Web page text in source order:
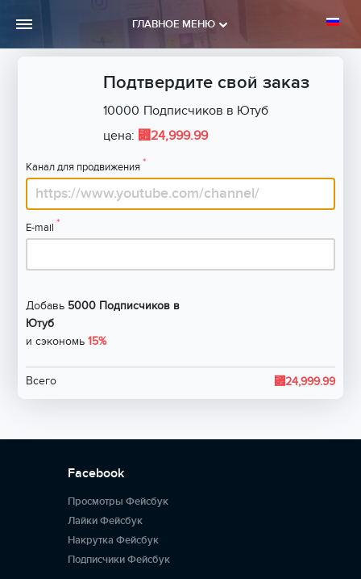
ГЛАВНОЕ МЕНЮ
Подтвердите свой заказ
10000 Подписчиков в Ютуб
цена: ⃏ 24,999.99
Канал для продвижения *
E-mail *
Добавь 5000 Подписчиков в
Ютуб
и сэкономь15%
Всего ⃏24,999.99
Facebook
Просмотры Фейсбук
Лайки Фейсбук
Накрутка Фейсбук
Подписчики Фейсбук